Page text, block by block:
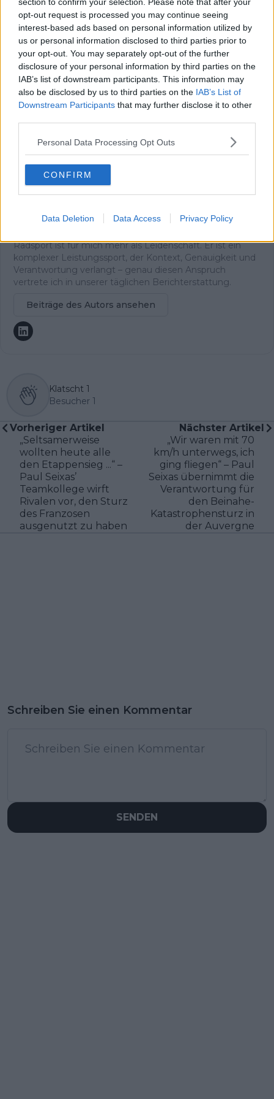
opt-out request is processed you may continue seeing
interest-based ads based on personal information utilized by
us or personal information disclosed to third parties prior to
your opt-out. You may separately opt-out of the further
disclosure of your personal information by third parties on the
IAB’s list of downstream participants. This information may
also be disclosed by us to third parties on the IAB’s List of
Downstream Participants that may further disclose it to other
Personal Data Processing Opt Outs
CONFIRM
Data Deletion Data Access Privacy Policy
erreichte, wusste ich, dass ich nicht aufhören würde zu
treten. Oben angekommen trank ich an einem
Baumstamm – und spürte eine Freude, die ich bis heute
mit dem Radsport verbinde. Im Tal stand die
Entscheidung an: zurück oder weiter nach Avoriaz. Ich
fuhr weiter, ohne anzuhalten, und schaffte auch den
zweiten Anstieg. Mit meinem knallroten, eigentlich
lächerlichen Rad überholte ich Fahrer auf echten
Rennrädern. Wieder dieses Glück.
Dieses unverfälschte Gefühl begleitet mich bis heute –
Chefredakteur von Radsportaktuell.de und verantworte
Themenpriorisierung, Qualitätsstandards, Faktenprüfung
und die konsequente Aktualisierung von Inhalten, sobald
neue, verifizierte Informationen vorliegen. Neben der
und lege besonderen Wert auf klare Einordnung, präzise
Radsport ist für mich mehr als Leidenschaft. Er ist ein
komplexer Leistungssport, der Kontext, Genauigkeit und
Verantwortung verlangt – genau diesen Anspruch
vertrete ich in unserer täglichen Berichterstattung.
Beiträge des Autors ansehen
Klatscht 1
Besucher 1
Vorheriger Artikel
„Seltsamerweise
wollten heute alle
den Etappensieg ...“ –
Paul Seixas’
Teamkollege wirft
Rivalen vor, den Sturz
des Franzosen
ausgenutzt zu haben
Nächster Artikel
„Wir waren mit 70
km/h unterwegs, ich
ging fliegen“ – Paul
Seixas übernimmt die
Verantwortung für
den Beinahe-
Katastrophensturz in
der Auvergne
Schreiben Sie einen Kommentar
SENDEN